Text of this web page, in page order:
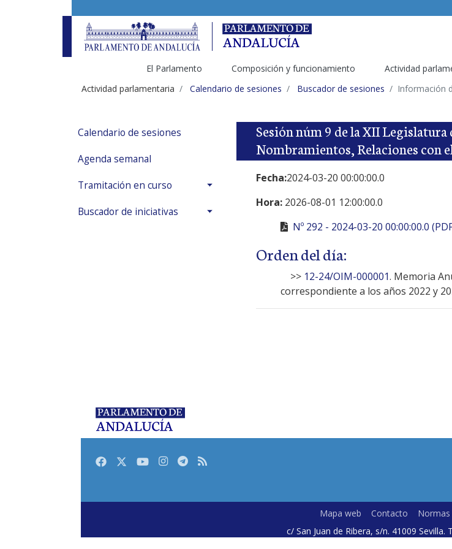
El Parlamento Composición y funcionamiento Actividad
Actividad parlamentaria
Calendario de sesiones Buscador de sesiones Información
Calendario de sesiones
Agenda semanal
Tramitación en curso
Buscador de iniciativas
Sesión núm 9 de la XII
Nombramientos, Relaciones con
Fecha:2024-03-20 00:00:00.0
Hora: 2026-08-01 12:00:00.0
Nº 292 - 2024-03-20 00:00:00.0
Orden del día:
>> 12-24/OIM-000001. Memoria
correspondiente a los años 2022 y
FacebookTwitterYoutubeInstagram
Telegram
RSS
Mapa web Contacto
c/ San Juan de Ribera, s/n. 41009 Sevilla.